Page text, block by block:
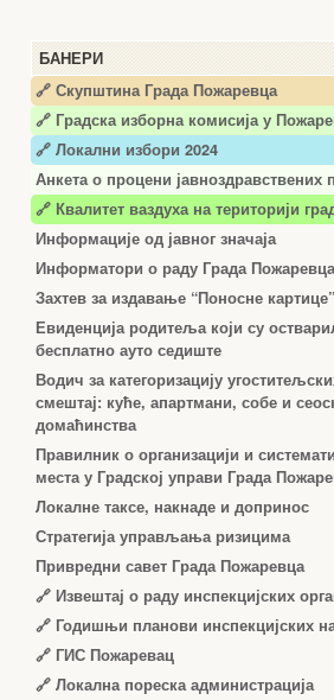
БАНЕРИ
🔗 Скупштина Града Пожаревца
🔗 Градска изборна комисија у
🔗 Локални избори 2024
Анкета о процени јавноздравствених
🔗 Квалитет ваздуха на територији
Информације од јавног значаја
Информатори о раду Града Пожаревца
Захтев за издавање “Поносне картице”
Евиденција родитеља који су
бесплатно ауто седиште
Водич за категоризацију
смештај: куће, апартмани, собе и
домаћинства
Правилник о организацији и
места у Градској управи Града
Локалне таксе, накнаде и допринос
Стратегија управљања ризицима
Привредни савет Града Пожаревца
🔗 Извештај о раду инспекцијских
🔗 Годишњи планови инспекцијских
🔗 ГИС Пожаревац
🔗 Локална пореска администрација